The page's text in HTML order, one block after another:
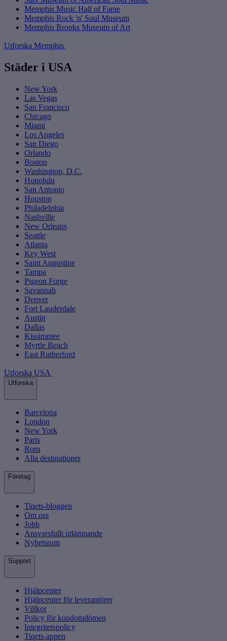
Memphis Music Hall of Fame
Memphis Rock 'n' Soul Museum
Memphis Brooks Museum of Art
Utforska Memphis
Städer i USA
New York
Las Vegas
San Francisco
Chicago
Miami
Los Angeles
San Diego
Orlando
Boston
Washington, D.C.
Honolulu
San Antonio
Houston
Philadelphia
Nashville
New Orleans
Seattle
Atlanta
Key West
Saint Augustine
Tampa
Pigeon Forge
Savannah
Denver
Fort Lauderdale
Austin
Dallas
Kissimmee
Myrtle Beach
East Rutherford
Utforska USA
Utforska
Barcelona
London
New York
Paris
Rom
Alla destinationer
Företag
Tiqets-bloggen
Om oss
Jobb
Ansvarsfullt utlämnande
Nyhetsrum
Support
Hjälpcenter
Hjälpcenter för leverantörer
Villkor
Policy för kundomdömen
Integritetspolicy
Tiqets-appen